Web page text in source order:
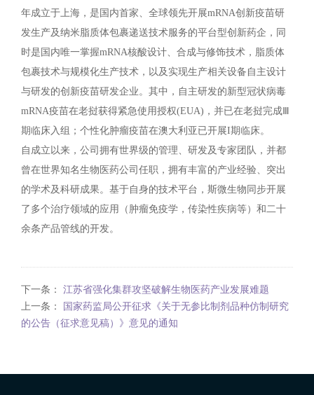
年成立于上海，是国内首家、全球领先开展mRNA创新疫苗研
发生产及纳米脂质体包裹递送技术服务的平台型创新药企，同
时是国内唯一掌握mRNA核酸设计、合成与修饰技术，脂质体
包裹技术与规模化生产技术，以及实现生产相关设备自主设计
与研发的创新疫苗研发企业。其中，自主研发的新型冠状病毒
mRNA疫苗在老挝获得紧急使用授权(EUA)，并已在老挝完成Ⅲ
期临床入组；个性化肿瘤疫苗在澳大利亚已开展I期临床。
自成立以来，公司拥有世界级的管理、研发及专家团队，并都
曾在世界知名生物医药公司任职，拥有丰富的产业经验、突出
的学术及科研成果。基于自身的技术平台，斯微生物同步开展
了多个治疗领域的应用（肿瘤免疫学，传染性疾病等）和二十
余条产品管线的开发。
下一条： 江苏省强化集群攻坚破解生物医药产业发展难题
上一条：
国家药监局公开征求《关于无参比制剂品种仿制研究
的公告（征求意见稿）》意见的通知